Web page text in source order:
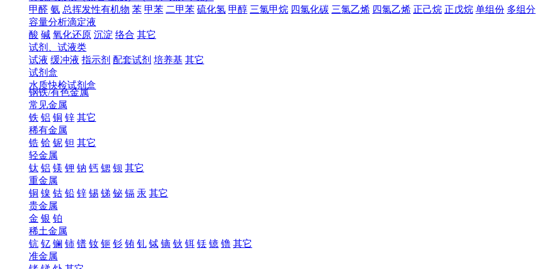
甲醛 氨 总挥发性有机物 苯 甲苯 二甲苯 硫化氢 甲醇 三氯甲烷 四氯化碳 三氯乙烯 四氯乙烯 正己烷 正戊烷 单组份 多组分
容量分析滴定液
酸 碱 氧化还原 沉淀 络合 其它
试剂、试液类
试液 缓冲液 指示剂 配套试剂 培养基 其它
试剂盒
水质快检试剂盒
钢铁/有色金属
常见金属
铁 铝 铜 锌 其它
稀有金属
锆 铪 铌 钽 其它
轻金属
钛 铝 镁 钾 钠 钙 锶 钡 其它
重金属
铜 镍 钴 铅 锌 锡 锑 铋 镉 汞 其它
贵金属
金 银 铂
稀土金属
钪 钇 镧 铈 镨 钕 钷 钐 铕 钆 铽 镝 钬 铒 铥 镱 镥 其它
准金属